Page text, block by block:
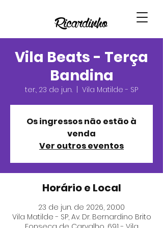
Vila Beats - Terça
Bandina
ter., 23 de jun. Vila Matilde - SP
Os ingressos não estão à
venda
Ver outros eventos
Horário e Local
23 de jun. de 2026, 20:00
Vila Matilde - SP, Av. Dr. Bernardino Brito